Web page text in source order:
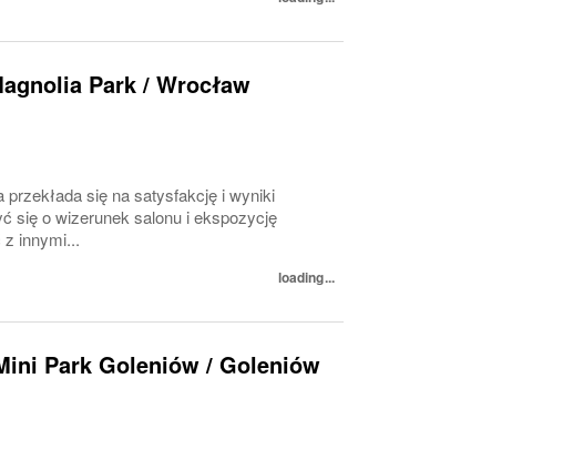
Park / Wrocław
przekłada się na satysfakcję i wyniki
się o wizerunek salonu i ekspozycję
innymi...
loading...
Park Goleniów / Goleniów